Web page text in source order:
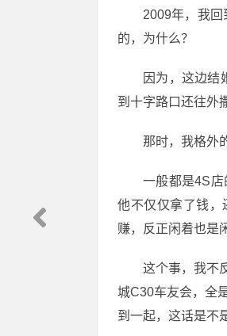
2009年，我
的，为什么？
因为，这边结
到十字路口还往
那时，我格外
一般都是4S
他不仅仅拿了钱，
赚，反正闲着也是
这个事，我不
城C30车友会，全
到一起，这话是不